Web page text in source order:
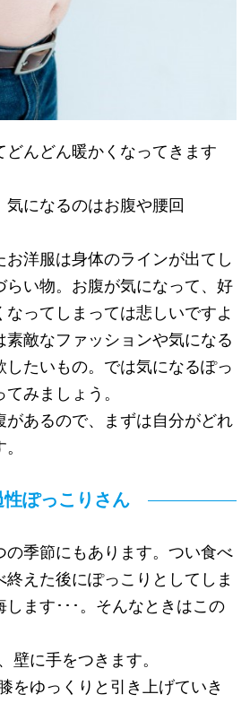
どんどん暖かくなってきます
になるのはお腹や腰回
洋服は身体のラインが出てし
らい物。お腹が気になって、好
なってしまっては悲しいですよ
素敵なファッションや気になる
たいもの。では気になるぽっ
みましょう。
があるので、まずは自分がどれ
性ぽっこりさん
の季節にもあります。つい食べ
えた後にぽっこりとしてしま
します･･･。そんなときはこの
に手をつきます。
ゆっくりと引き上げていき